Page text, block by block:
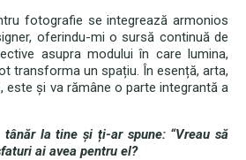
fotografie se integrează armonios
oferindu-mi o sursă continuă de
asupra modului în care lumina,
transforma un spațiu. În esență, arta,
este și va rămâne o parte integrantă a
la tine și ți-ar spune: “Vreau să
ai avea pentru el?